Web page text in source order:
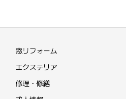
窓リフォーム
エクステリア
修理・修繕